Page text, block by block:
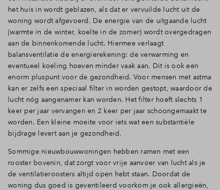
het huis in wordt geblazen, als dat er vervuilde lucht uit de
woning wordt afgevoerd. De energie van de uitgaande lucht
(warmte in de winter, koelte in de zomer) wordt overgedragen
aan de binnenkomende lucht. Hiermee verlaagt
balansventilatie de energierekening: de verwarming en
eventueel koeling hoeven minder vaak aan. Dit is ook een
enorm pluspunt voor de gezondheid. Voor mensen met astma
kan er zelfs een speciaal filter in worden gestopt, waardoor de
lucht nóg aangenamer kan worden. Het filter hoeft slechts 1
keer per jaar vervangen en 2 keer per jaar schoongemaakt te
worden. Een kleine moeite voor iets wat een substantiële
bijdrage levert aan je gezondheid.
Sommige nieuwbouwwoningen hebben ramen met een
rooster bovenin, dat zorgt voor vrije aanvoer van lucht als je
de ventilatieroosters altijd open hebt staan. Doordat de
woning dus goed is geventileerd voorkom je ook allergieën,